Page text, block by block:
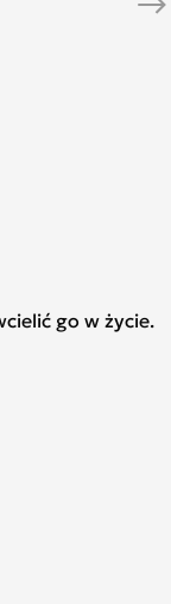
go w życie.